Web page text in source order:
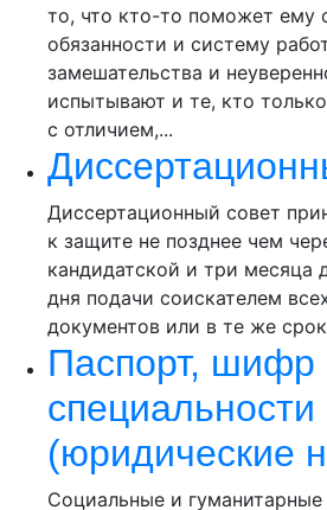
то, что кто-то поможет ему
обязанности и систему
замешательства и
испытывают и те, кто
с отличием,...
Диссертационный совет
к защите не позднее чем
кандидатской и три месяца
дня подачи соискателем
документов или в те же
Паспорт, шифр
(юридические
Социальные и гуманитарные